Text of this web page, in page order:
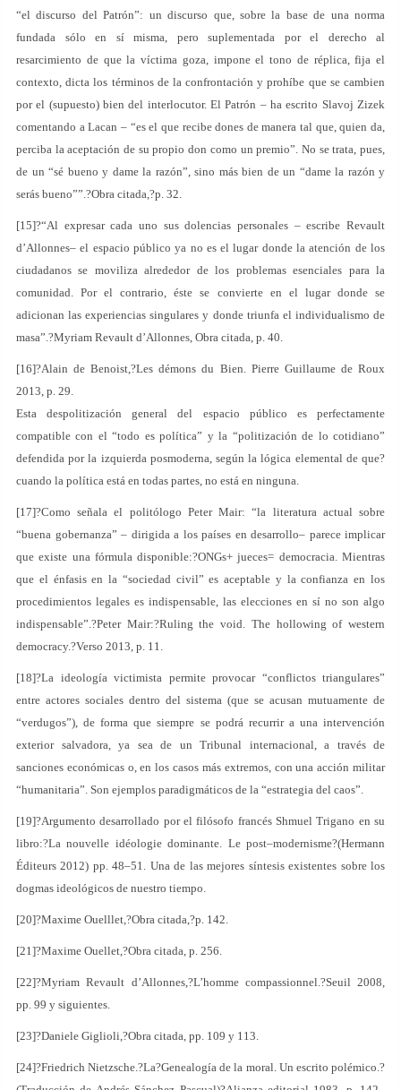
“el discurso del Patrón”: un discurso que, sobre la base de una norma
fundada sólo en sí misma, pero suplementada por el derecho al
resarcimiento de que la víctima goza, impone el tono de réplica, fija el
contexto, dicta los términos de la confrontación y prohíbe que se cambien
por el (supuesto) bien del interlocutor. El Patrón – ha escrito Slavoj Zizek
comentando a Lacan – “es el que recibe dones de manera tal que, quien da,
perciba la aceptación de su propio don como un premio”. No se trata, pues,
de un “sé bueno y dame la razón”, sino más bien de un “dame la razón y
serás bueno””.?Obra citada,?p. 32.
[15]?“Al expresar cada uno sus dolencias personales – escribe Revault
d’Allonnes– el espacio público ya no es el lugar donde la atención de los
ciudadanos se moviliza alrededor de los problemas esenciales para la
comunidad. Por el contrario, éste se convierte en el lugar donde se
adicionan las experiencias singulares y donde triunfa el individualismo de
masa”.?Myriam Revault d’Allonnes, Obra citada, p. 40.
[16]?Alain de Benoist,?Les démons du Bien. Pierre Guillaume de Roux
2013, p. 29.
Esta despolitización general del espacio público es perfectamente
compatible con el “todo es política” y la “politización de lo cotidiano”
defendida por la izquierda posmoderna, según la lógica elemental de que?
cuando la política está en todas partes, no está en ninguna.
[17]?Como señala el politólogo Peter Mair: “la literatura actual sobre
“buena gobernanza” – dirigida a los países en desarrollo– parece implicar
que existe una fórmula disponible:?ONGs+ jueces= democracia. Mientras
que el énfasis en la “sociedad civil” es aceptable y la confianza en los
procedimientos legales es indispensable, las elecciones en sí no son algo
indispensable”.?Peter Mair:?Ruling the void. The hollowing of western
democracy.?Verso 2013, p. 11.
[18]?La ideología victimista permite provocar “conflictos triangulares”
entre actores sociales dentro del sistema (que se acusan mutuamente de
“verdugos”), de forma que siempre se podrá recurrir a una intervención
exterior salvadora, ya sea de un Tribunal internacional, a través de
sanciones económicas o, en los casos más extremos, con una acción militar
“humanitaria”. Son ejemplos paradigmáticos de la “estrategia del caos”.
[19]?Argumento desarrollado por el filósofo francés Shmuel Trigano en su
libro:?La nouvelle idéologie dominante. Le post–modernisme?(Hermann
Éditeurs 2012) pp. 48–51. Una de las mejores síntesis existentes sobre los
dogmas ideológicos de nuestro tiempo.
[20]?Maxime Ouelllet,?Obra citada,?p. 142.
[21]?Maxime Ouellet,?Obra citada, p. 256.
[22]?Myriam Revault d’Allonnes,?L’homme compassionnel.?Seuil 2008,
pp. 99 y siguientes.
[23]?Daniele Giglioli,?Obra citada, pp. 109 y 113.
[24]?Friedrich Nietzsche.?La?Genealogía de la moral. Un escrito polémico.?